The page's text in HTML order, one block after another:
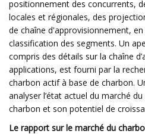
positionnement des concurrents,
locales et régionales, des
de chaîne d'approvisionnement,
classification des segments. Un
compris des détails sur la chaîne
applications, est fourni par la
charbon actif à base de charbon.
analyser l’état actuel du marché
charbon et son potentiel de
Le rapport sur le marché du